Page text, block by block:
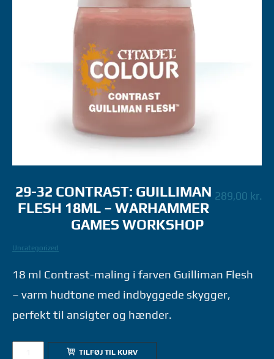
289,00 kr.
29-32 CONTRAST: GUILLIMAN
FLESH 18ML – WARHAMMER
GAMES WORKSHOP
Uncategorized
18 ml Contrast-maling i farven Guilliman Flesh
– varm hudtone med indbyggede skygger,
perfekt til ansigter og hænder.
TILFØJ TIL KURV